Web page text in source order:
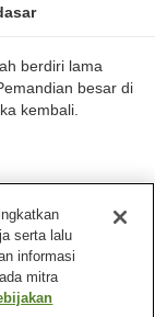
berdiri lama
besar di
kembali.
serta lalu
informasi
mitra